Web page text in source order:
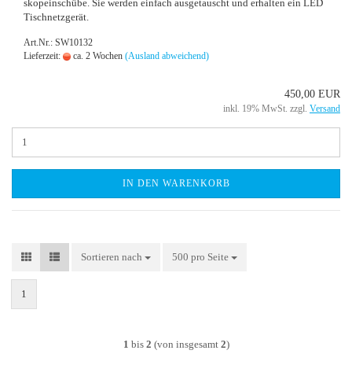
sko­pein­schü­be. Sie wer­den ein­fach aus­ge­tauscht und er­hal­ten ein LED
Tisch­netz­ge­rät.
Art.Nr.: SW10132
Lieferzeit:
ca. 2 Wochen (Ausland abweichend)
450,00 EUR
inkl. 19% MwSt. zzgl. Versand
IN DEN WARENKORB
Sortieren nach
Sortieren nach 500 pro Seite
pro Seite
1
1 bis 2 (von insgesamt 2)